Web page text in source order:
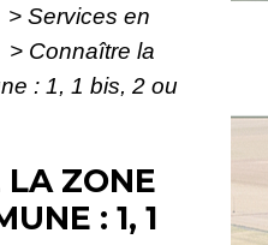
> Services en
> Connaître la
: 1, 1 bis, 2 ou
LA ZONE
: 1, 1